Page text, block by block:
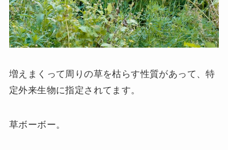
増えまくって周りの草を枯らす性質があって、特
定外来生物に指定されてます。
草ボーボー。